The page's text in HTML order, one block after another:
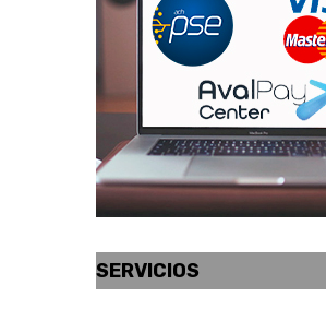
SERVICIOS